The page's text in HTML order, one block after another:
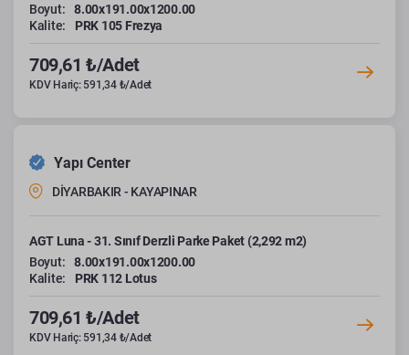
Boyut:
8.00x191.00x1200.00
Kalite:
PRK 105 Frezya
709,61 ₺/Adet
KDV Hariç: 591,34 ₺/Adet
Yapı Center
DİYARBAKIR - KAYAPINAR
AGT Luna - 31. Sınıf Derzli Parke Paket (2,292 m2)
Boyut:
8.00x191.00x1200.00
Kalite:
PRK 112 Lotus
709,61 ₺/Adet
KDV Hariç: 591,34 ₺/Adet